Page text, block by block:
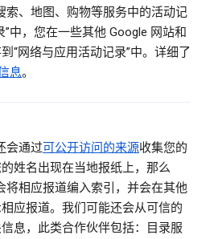
索、地图、购物等服务中的活动记
”中，您在一些其他 Google 网站和
“网络与应用活动记录”中。详细了
息。
会通过可公开访问的来源收集您的
姓名出现在当地报纸上，那么
将相应报道编入索引，并会在其他
应报道。我们可能还会从可信的
息，此类合作伙伴包括：目录服